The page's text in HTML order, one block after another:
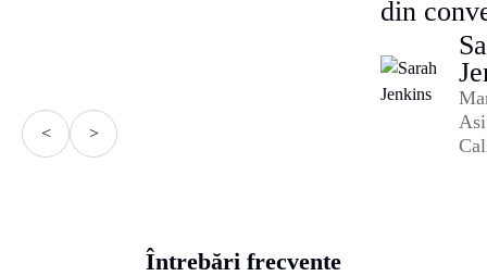
< >
din
Întrebări frecvente